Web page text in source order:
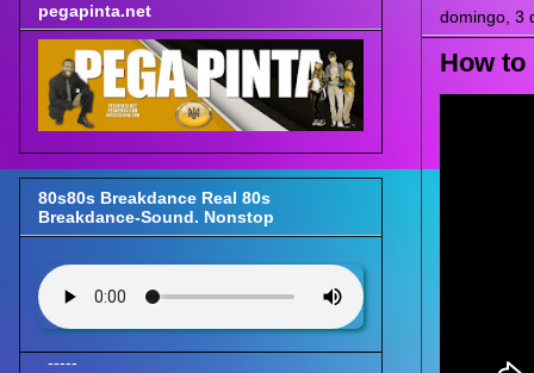
domingo, 3
How to
pegapinta.net
80s80s Breakdance Real 80s
Breakdance-Sound. Nonstop
-----